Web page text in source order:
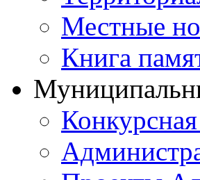
Местные
Книга